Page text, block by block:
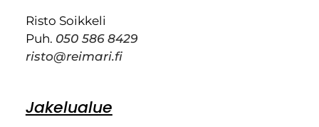
Risto Soikkeli
Puh. 050 586 8429
risto@reimari.fi
Jakelualue